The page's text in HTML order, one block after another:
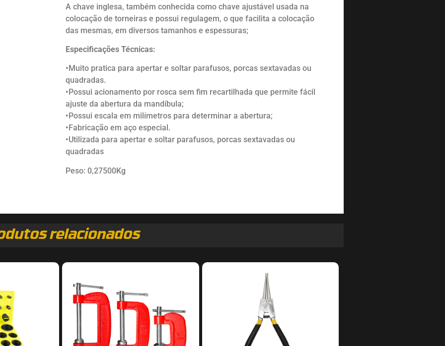
A chave inglesa, também conhecida como chave ajustável usada na
colocação de torneiras e possui regulagem, o que facilita a colocação
das mesmas, em diversos tamanhos e espessuras;
Especificações Técnicas:
•Muito pratica para apertar e soltar parafusos, porcas sextavadas ou
quadradas.
•Possui acionamento por rosca sem fim recartilhada que permite fácil
ajuste da abertura da mandíbula;
•Possui escala em milímetros para determinar a abertura;
•Fabricação em aço especial.
•Utilizada para apertar e soltar parafusos, porcas sextavadas ou
quadradas
Peso: 0,27500Kg
relacionados